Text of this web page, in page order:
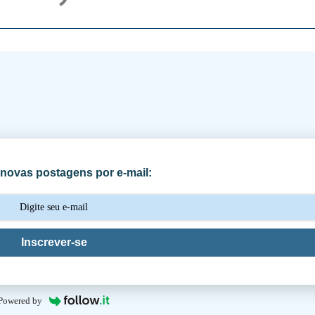
postagens por e-mail:
Inscrever-se
by